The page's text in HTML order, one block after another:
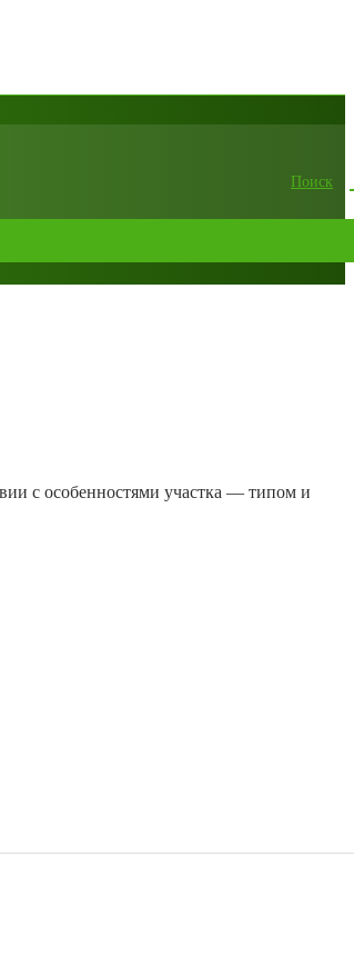
Поиск
с особенностями участка — типом и